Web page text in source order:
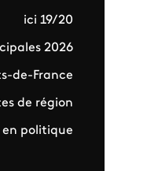
ici 19/20
2026
de-France
de région
en politique